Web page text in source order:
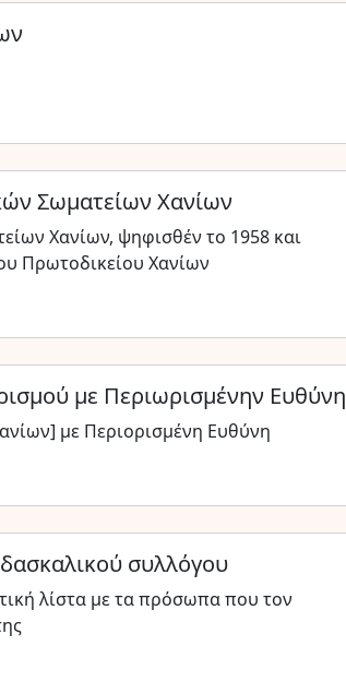
Σωματείων Χανίων
Χανίων, ψηφισθέν το 1958 και
Πρωτοδικείου Χανίων
με Περιωρισμένην Ευθύνη
με Περιορισμένη Ευθύνη
συλλόγου
λίστα με τα πρόσωπα που τον